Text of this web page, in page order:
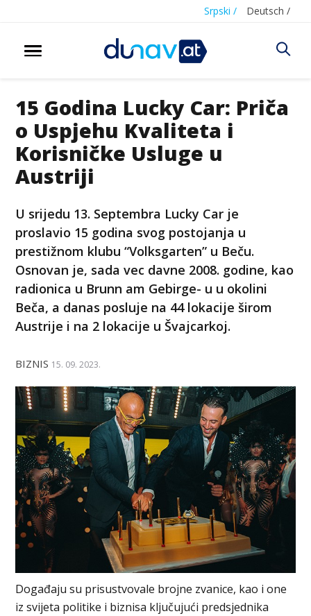
Srpski / Deutsch /
15 Godina Lucky Car: Priča
o Uspjehu Kvaliteta i
Korisničke Usluge u
Austriji
U srijedu 13. Septembra Lucky Car je
proslavio 15 godina svog postojanja u
prestižnom klubu “Volksgarten” u Beču.
Osnovan je, sada vec davne 2008. godine, kao
radionica u Brunn am Gebirge- u u okolini
Beča, a danas posluje na 44 lokacije širom
Austrije i na 2 lokacije u Švajcarkoj.
BIZNIS 15. 09. 2023.
Događaju su prisustvovale brojne zvanice, kao i one
iz svijeta politike i biznisa ključujući predsjednika